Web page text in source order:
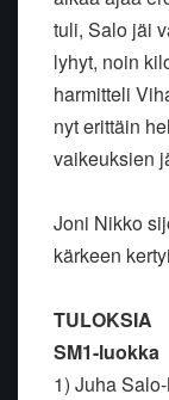
tuli, Salo jäi
lyhyt, noin
harmitteli
nyt erittäin
vaikeuksien
Joni Nikko
kärkeen
TULOKSIA
SM1-luokka
1) Juha